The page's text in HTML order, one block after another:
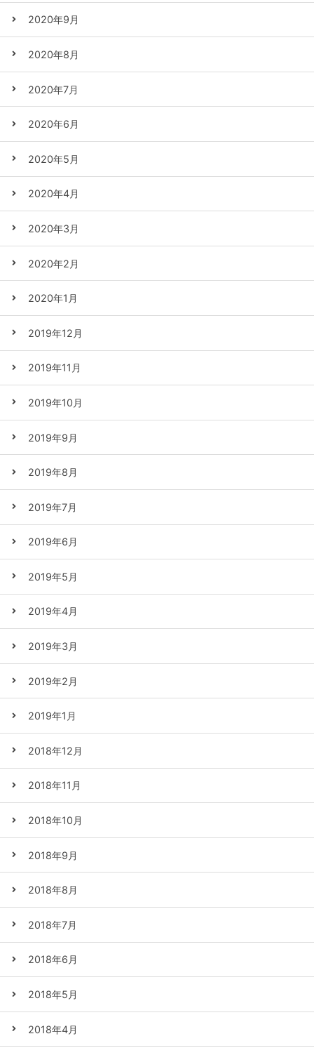
2020年9月
2020年8月
2020年7月
2020年6月
2020年5月
2020年4月
2020年3月
2020年2月
2020年1月
2019年12月
2019年11月
2019年10月
2019年9月
2019年8月
2019年7月
2019年6月
2019年5月
2019年4月
2019年3月
2019年2月
2019年1月
2018年12月
2018年11月
2018年10月
2018年9月
2018年8月
2018年7月
2018年6月
2018年5月
2018年4月